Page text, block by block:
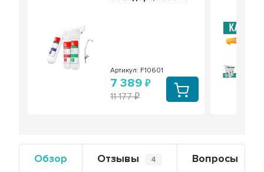
Артикул: F10601
7 389
11 177
Обзор Отзывы 4 Вопросы